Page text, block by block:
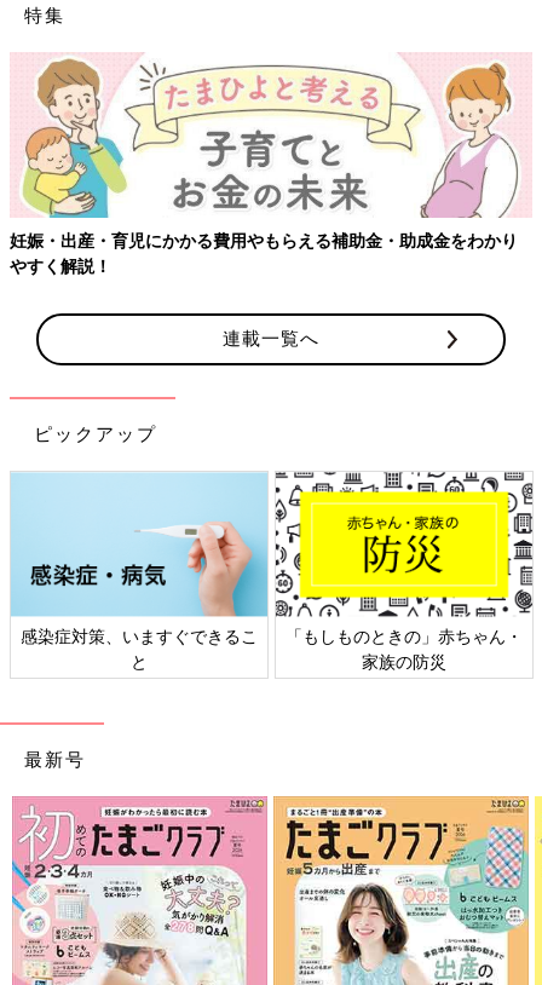
特集
をわかり 【ワクチン接種できるものも】妊婦の感染症対策、知
連載一覧へ
ピックアップ
赤ちゃん・
日本外来小児科学会リーフレッ
六星占術 細木か
最新号